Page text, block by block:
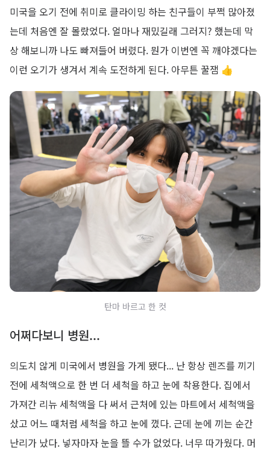
미국을 오기 전에 취미로 클라이밍 하는 친구들이 부쩍 많아졌
는데 처음엔 잘 몰랐었다. 얼마나 재밌길래 그러지? 했는데 막
상 해보니까 나도 빠져들어 버렸다. 뭔가 이번엔 꼭 깨야겠다는
이런 오기가 생겨서 계속 도전하게 된다. 아무튼 꿀잼 👍
탄마 바르고 한 컷
어쩌다보니 병원...
의도치 않게 미국에서 병원을 가게 됐다... 난 항상 렌즈를 끼기
전에 세척액으로 한 번 더 세척을 하고 눈에 착용한다. 집에서
가져간 리뉴 세척액을 다 써서 근처에 있는 마트에서 세척액을
샀고 어느 때처럼 세척을 하고 눈에 꼈다. 근데 눈에 끼는 순간
난리가 났다. 넣자마자 눈을 뜰 수가 없었다. 너무 따가웠다. 머